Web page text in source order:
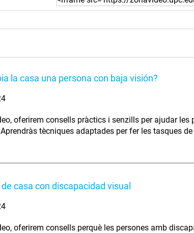
la casa una persona con baja visión?
oferirem consells pràctics i senzills per ajudar
tècniques adaptades per fer les tasques
casa con discapacidad visual
oferirem consells perquè les persones amb